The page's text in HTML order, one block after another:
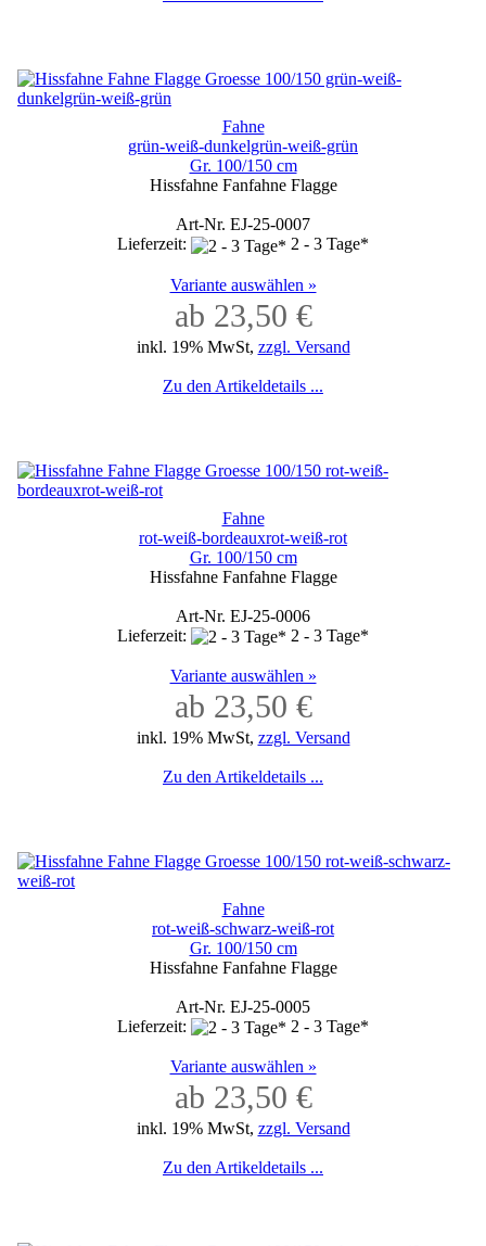
Fahne
grün-weiß-dunkelgrün-weiß-grün
Gr. 100/150 cm
Hissfahne Fanfahne Flagge
Art-Nr. EJ-25-0007
Lieferzeit:
2 - 3 Tage*
Variante auswählen »
ab 23,50 €
inkl. 19% MwSt, zzgl. Versand
Zu den Artikeldetails ...
Fahne
rot-weiß-bordeauxrot-weiß-rot
Gr. 100/150 cm
Hissfahne Fanfahne Flagge
Art-Nr. EJ-25-0006
Lieferzeit:
2 - 3 Tage*
Variante auswählen »
ab 23,50 €
inkl. 19% MwSt, zzgl. Versand
Zu den Artikeldetails ...
Fahne
rot-weiß-schwarz-weiß-rot
Gr. 100/150 cm
Hissfahne Fanfahne Flagge
Art-Nr. EJ-25-0005
Lieferzeit:
2 - 3 Tage*
Variante auswählen »
ab 23,50 €
inkl. 19% MwSt, zzgl. Versand
Zu den Artikeldetails ...